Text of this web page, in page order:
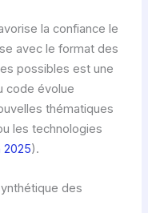
la confiance le
avec le format des
possibles est une
code évolue
thématiques
les technologies
2025).
des